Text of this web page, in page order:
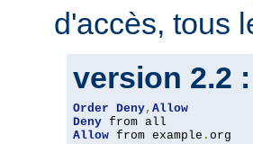
d'accès, tous
version 2.2 :
Order Deny, Allow
Deny
Allow from example . org